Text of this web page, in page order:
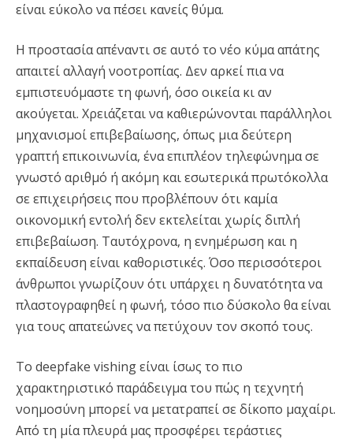
είναι εύκολο να πέσει κανείς θύμα.
Η προστασία απέναντι σε αυτό το νέο κύμα απάτης
απαιτεί αλλαγή νοοτροπίας. Δεν αρκεί πια να
εμπιστευόμαστε τη φωνή, όσο οικεία κι αν
ακούγεται. Χρειάζεται να καθιερώνονται παράλληλοι
μηχανισμοί επιβεβαίωσης, όπως μια δεύτερη
γραπτή επικοινωνία, ένα επιπλέον τηλεφώνημα σε
γνωστό αριθμό ή ακόμη και εσωτερικά πρωτόκολλα
σε επιχειρήσεις που προβλέπουν ότι καμία
οικονομική εντολή δεν εκτελείται χωρίς διπλή
επιβεβαίωση. Ταυτόχρονα, η ενημέρωση και η
εκπαίδευση είναι καθοριστικές. Όσο περισσότεροι
άνθρωποι γνωρίζουν ότι υπάρχει η δυνατότητα να
πλαστογραφηθεί η φωνή, τόσο πιο δύσκολο θα είναι
για τους απατεώνες να πετύχουν τον σκοπό τους.
Το deepfake vishing είναι ίσως το πιο
χαρακτηριστικό παράδειγμα του πώς η τεχνητή
νοημοσύνη μπορεί να μετατραπεί σε δίκοπο μαχαίρι.
Από τη μία πλευρά μας προσφέρει τεράστιες